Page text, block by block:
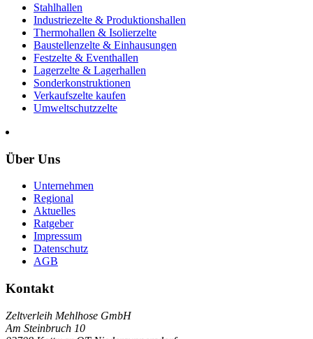
Stahlhallen
Industriezelte & Produktionshallen
Thermohallen & Isolierzelte
Baustellenzelte & Einhausungen
Festzelte & Eventhallen
Lagerzelte & Lagerhallen
Sonderkonstruktionen
Verkaufszelte kaufen
Umweltschutzzelte
Über Uns
Unternehmen
Regional
Aktuelles
Ratgeber
Impressum
Datenschutz
AGB
Kontakt
Zeltverleih Mehlhose GmbH
Am Steinbruch 10